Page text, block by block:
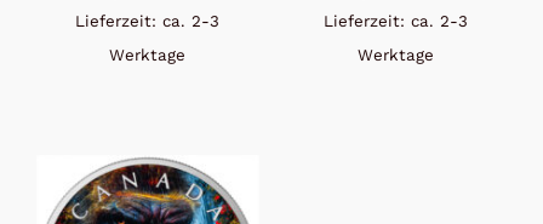
Lieferzeit: ca. 2-3
Werktage
Lieferzeit: ca. 2-3
Werktage